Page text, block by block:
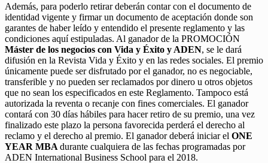
Además, para poderlo retirar deberán contar con el documento de
identidad vigente y firmar un documento de aceptación donde son
garantes de haber leído y entendido el presente reglamento y las
condiciones aquí estipuladas. Al ganador de la PROMOCIÓN
Máster de los negocios con Vida y Éxito y ADEN, se le dará
difusión en la Revista Vida y Éxito y en las redes sociales. El premio
únicamente puede ser disfrutado por el ganador, no es negociable,
transferible y no pueden ser reclamados por dinero u otros objetos
que no sean los especificados en este Reglamento. Tampoco está
autorizada la reventa o recanje con fines comerciales. El ganador
contará con 30 días hábiles para hacer retiro de su premio, una vez
finalizado este plazo la persona favorecida perderá el derecho al
reclamo y el derecho al premio. El ganador deberá iniciar el ONE
YEAR MBA durante cualquiera de las fechas programadas por
ADEN International Business School para el 2018.